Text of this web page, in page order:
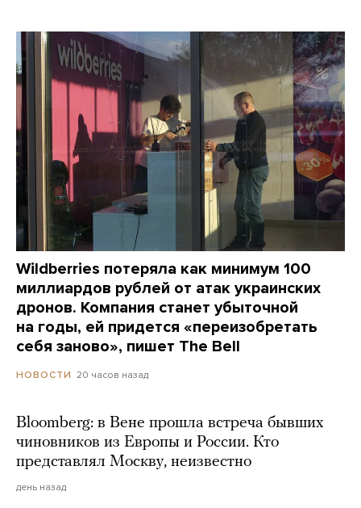
Wildberries потеряла как минимум 100
миллиардов рублей от атак украинских
дронов. Компания станет убыточной
на годы, ей придется «переизобретать
себя заново», пишет The Bell
НОВОСТИ 20 часов назад
Bloomberg: в Вене прошла встреча бывших
чиновников из Европы и России. Кто
представлял Москву, неизвестно
день назад